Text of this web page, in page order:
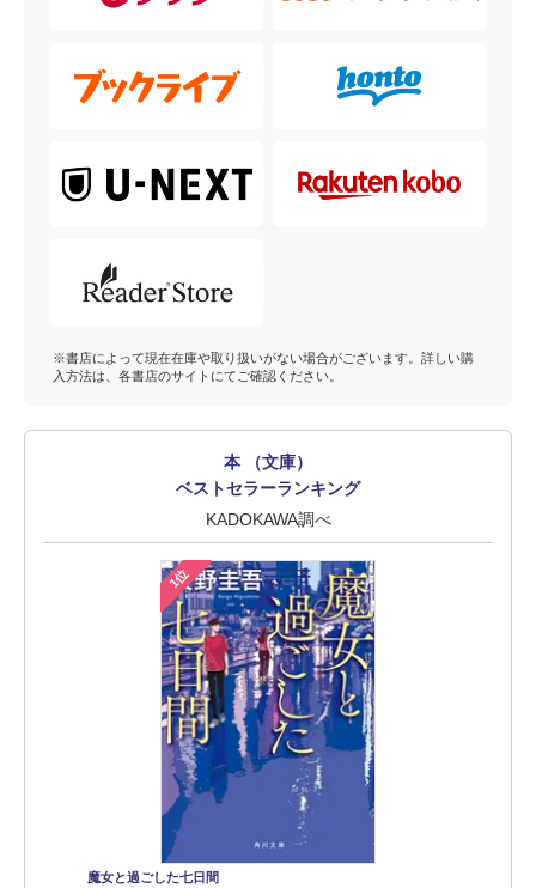
※書店によって現在在庫や取り扱いがない場合がございます。詳しい購
入方法は、各書店のサイトにてご確認ください。
本 （文庫）
ベストセラーランキング
KADOKAWA調べ
1位
魔女と過ごした七日間